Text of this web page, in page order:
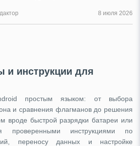
8 июля 2026
и инструкции для
простым языком: от выбора
и сравнения флагманов до решения
вроде быстрой разрядки батареи или
проверенными инструкциями по
переносу данных и настройке